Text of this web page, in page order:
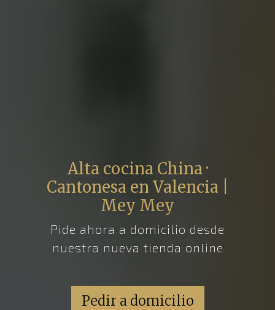
Alta cocina China ·
Cantonesa en Valencia |
Mey Mey
Pide ahora a domicilio desde
nuestra nueva tienda online
Pedir a domicilio